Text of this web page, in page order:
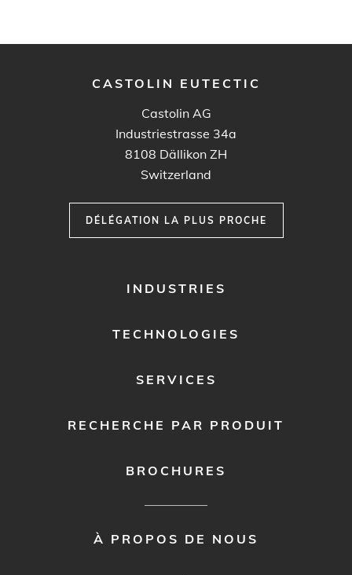
CASTOLIN EUTECTIC
Castolin AG
Industriestrasse 34a
8108 Dällikon ZH
Switzerland
DÉLÉGATION LA PLUS PROCHE
INDUSTRIES
TECHNOLOGIES
SERVICES
RECHERCHE PAR PRODUIT
BROCHURES
À PROPOS DE NOUS